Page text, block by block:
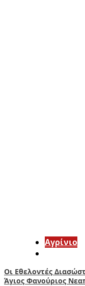
Aγρίνιο
Οι Εθελοντές
Άγιος Φανούριος